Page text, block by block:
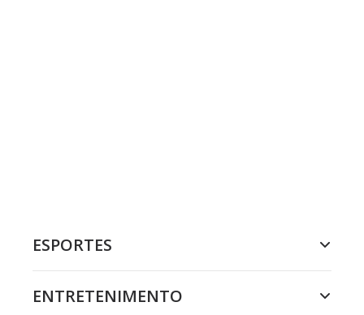
ESPORTES
ENTRETENIMENTO